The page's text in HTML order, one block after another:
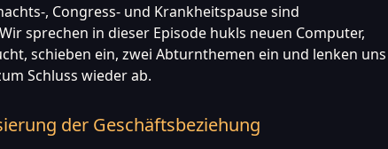
, Congress- und Krankheitspause sind
sprechen in dieser Episode hukls neuen Computer,
schieben ein, zwei Abturnthemen ein und lenken uns
Schluss wieder ab.
der Geschäftsbeziehung